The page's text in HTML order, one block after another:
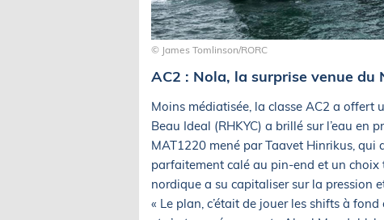
© James Tomlinson/RORC
AC2 : Nola, la surprise venue du
Moins médiatisée, la classe AC2 a offert
Beau Ideal (RHKYC) a brillé sur l’eau en
MAT1220 mené par Taavet Hinrikus, qui
parfaitement calé au pin-end et un choix
nordique a su capitaliser sur la pression
« Le plan, c’était de jouer les shifts à